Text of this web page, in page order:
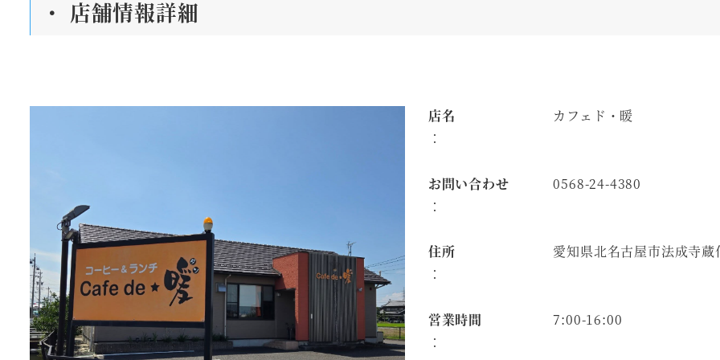
・ 店舗情報詳細
店名
：
カフェド・暖
お問い合わせ
：
0568-24-4380
住所
：
愛知県北名古屋市法成寺蔵
営業時間
：
7:00-16:00